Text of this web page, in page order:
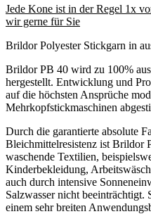
Jede Kone ist in der Regel 1x
wir gerne für Sie
Brildor Polyester Stickgarn in
Brildor PB 40 wird zu 100%
hergestellt. Entwicklung und
auf die höchsten Ansprüche
Mehrkopfstickmaschinen
Durch die garantierte absolute
Bleichmittelresistenz ist Brildor
waschende Textilien,
Kinderbekleidung,
auch durch intensive
Salzwasser nicht
einem sehr breiten